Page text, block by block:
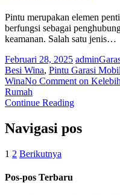
Pintu merupakan elemen
berfungsi sebagai
keamanan. Salah satu jenis…
Februari 28, 2025 admin
Besi Wina, Pintu Garasi Mobil
WinaNo Comment on
Rumah
Continue Reading
Navigasi pos
1 2 Berikutnya
Pos-pos Terbaru